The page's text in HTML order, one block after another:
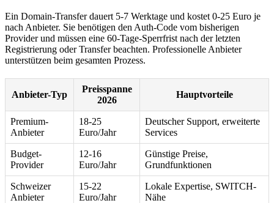
Ein Domain-Transfer dauert 5-7 Werktage und kostet 0-25 Euro je
nach Anbieter. Sie benötigen den Auth-Code vom bisherigen
Provider und müssen eine 60-Tage-Sperrfrist nach der letzten
Registrierung oder Transfer beachten. Professionelle Anbieter
unterstützen beim gesamten Prozess.
Anbieter-Typ
Preisspanne
2026
Hauptvorteile
Premium-
Anbieter
18-25
Euro/Jahr
Deutscher Support, erweiterte
Services
Budget-
Provider
12-16
Euro/Jahr
Günstige Preise,
Grundfunktionen
Schweizer
Anbieter
15-22
Euro/Jahr
Lokale Expertise, SWITCH-
Nähe